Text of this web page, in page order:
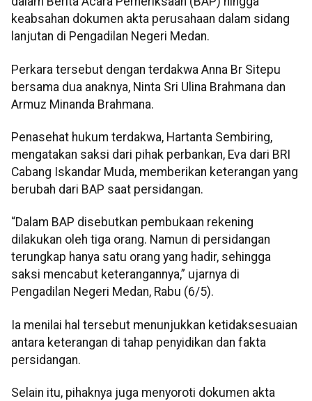
keabsahan dokumen akta perusahaan dalam sidang
lanjutan di Pengadilan Negeri Medan.
Perkara tersebut dengan terdakwa Anna Br Sitepu
bersama dua anaknya, Ninta Sri Ulina Brahmana dan
Armuz Minanda Brahmana.
Penasehat hukum terdakwa, Hartanta Sembiring,
mengatakan saksi dari pihak perbankan, Eva dari BRI
Cabang Iskandar Muda, memberikan keterangan yang
berubah dari BAP saat persidangan.
“Dalam BAP disebutkan pembukaan rekening
dilakukan oleh tiga orang. Namun di persidangan
terungkap hanya satu orang yang hadir, sehingga
saksi mencabut keterangannya,” ujarnya di
Pengadilan Negeri Medan, Rabu (6/5).
Ia menilai hal tersebut menunjukkan ketidaksesuaian
antara keterangan di tahap penyidikan dan fakta
persidangan.
Selain itu, pihaknya juga menyoroti dokumen akta